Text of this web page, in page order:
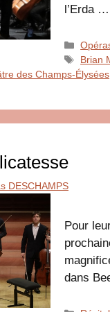
l’Erda …
Brian
des Champs-Élysées
DESCHAMPS
Pour
dans